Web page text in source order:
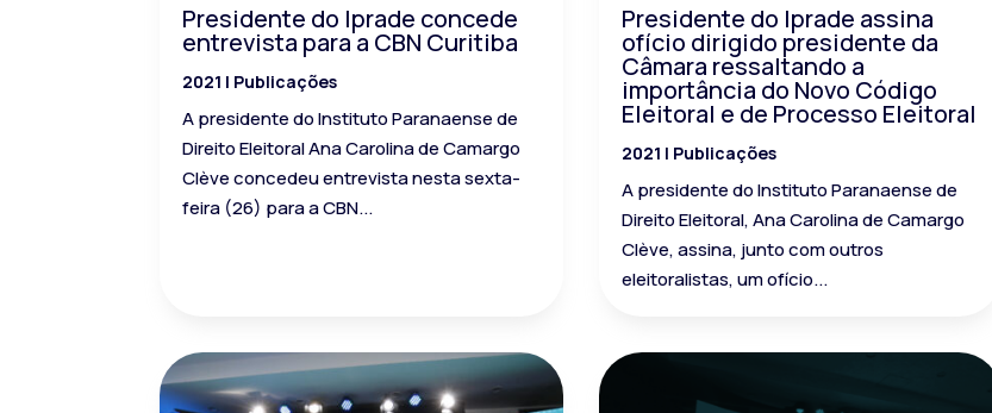
Presidente do Iprade concede
entrevista para a CBN Curitiba
2021 | Publicações
A presidente do Instituto Paranaense de
Direito Eleitoral Ana Carolina de Camargo
Clève concedeu entrevista nesta sexta-
feira (26) para a CBN...
Presidente do Iprade assina
ofício dirigido presidente da
Câmara ressaltando a
importância do Novo Código
Eleitoral e de Processo Eleitoral
2021 | Publicações
A presidente do Instituto Paranaense de
Direito Eleitoral, Ana Carolina de Camargo
Clève, assina, junto com outros
eleitoralistas, um ofício...